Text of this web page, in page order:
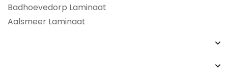
Badhoevedorp Laminaat
Aalsmeer Laminaat